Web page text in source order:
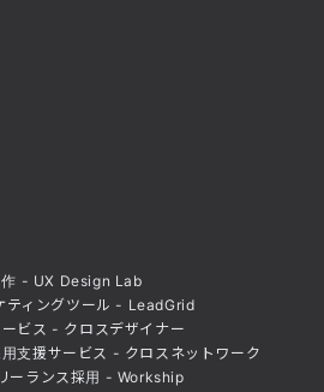
作 - UX Design Lab
ティングツール - LeadGrid
ビス - クロスデザイナー
支援サービス - クロスネットワーク
ーランス採用 - Workship